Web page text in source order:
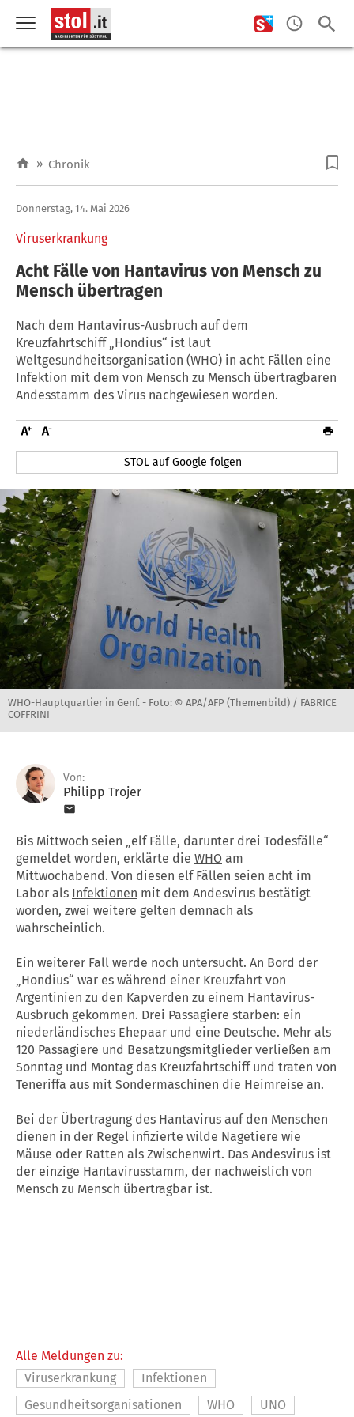
» Chronik
Viruserkrankung
Donnerstag, 14. Mai 2026
Acht Fälle von Hantavirus von Mensch zu
Mensch übertragen
Nach dem Hantavirus-Ausbruch auf dem
Kreuzfahrtschiff „Hondius“ ist laut
Weltgesundheitsorganisation (WHO) in acht Fällen eine
Infektion mit dem von Mensch zu Mensch übertragbaren
Andesstamm des Virus nachgewiesen worden.
STOL auf Google folgen
WHO-Hauptquartier in Genf. - Foto: © APA/AFP (Themenbild) / FABRICE
COFFRINI
Von:
Philipp Trojer
Bis Mittwoch seien „elf Fälle, darunter drei Todesfälle“
gemeldet worden, erklärte die WHO am
Mittwochabend. Von diesen elf Fällen seien acht im
Labor als Infektionen mit dem Andesvirus bestätigt
worden, zwei weitere gelten demnach als
wahrscheinlich.
Ein weiterer Fall werde noch untersucht. An Bord der
„Hondius“ war es während einer Kreuzfahrt von
Argentinien zu den Kapverden zu einem Hantavirus-
Ausbruch gekommen. Drei Passagiere starben: ein
niederländisches Ehepaar und eine Deutsche. Mehr als
120 Passagiere und Besatzungsmitglieder verließen am
Sonntag und Montag das Kreuzfahrtschiff und traten von
Teneriffa aus mit Sondermaschinen die Heimreise an.
Bei der Übertragung des Hantavirus auf den Menschen
dienen in der Regel infizierte wilde Nagetiere wie
Mäuse oder Ratten als Zwischenwirt. Das Andesvirus ist
der einzige Hantavirusstamm, der nachweislich von
Mensch zu Mensch übertragbar ist.
Alle Meldungen zu:
Viruserkrankung
Infektionen
Gesundheitsorganisationen
WHO UNO